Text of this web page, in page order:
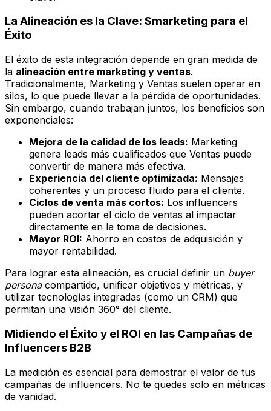
La Alineación es la Clave: Smarketing para el
Éxito
El éxito de esta integración depende en gran medida de
la alineación entre marketing y ventas.
Tradicionalmente, Marketing y Ventas suelen operar en
silos, lo que puede llevar a la pérdida de oportunidades.
Sin embargo, cuando trabajan juntos, los beneficios son
exponenciales:
Mejora de la calidad de los leads: Marketing
genera leads más cualificados que Ventas puede
convertir de manera más efectiva.
Experiencia del cliente optimizada: Mensajes
coherentes y un proceso fluido para el cliente.
Ciclos de venta más cortos: Los influencers
pueden acortar el ciclo de ventas al impactar
directamente en la toma de decisiones.
Mayor ROI: Ahorro en costos de adquisición y
mayor rentabilidad.
Para lograr esta alineación, es crucial definir un buyer
personacompartido, unificar objetivos y métricas, y
utilizar tecnologías integradas (como un CRM) que
permitan una visión 360° del cliente.
Midiendo el Éxito y el ROI en las Campañas de
Influencers B2B
La medición es esencial para demostrar el valor de tus
campañas de influencers. No te quedes solo en métricas
de vanidad.